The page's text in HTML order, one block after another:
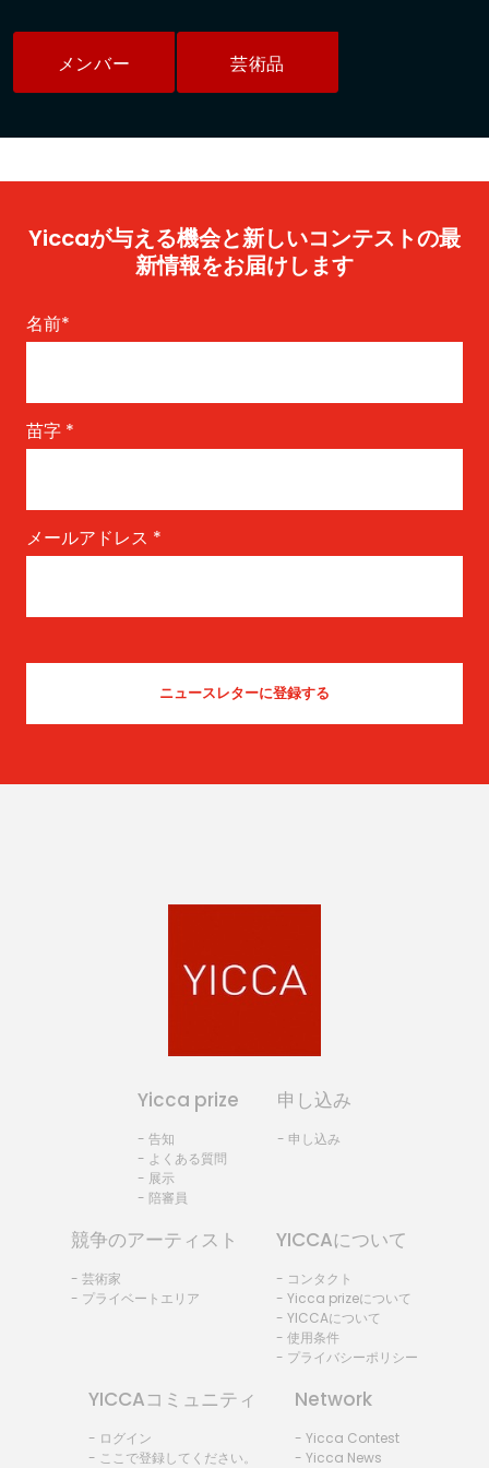
メンバー 芸術品
Yiccaが与える機会と新しいコンテストの最
新情報をお届けします
名前*
苗字 *
メールアドレス *
Yicca prize
- 告知
- よくある質問
- 展示
- 陪審員
申し込み
- 申し込み
競争のアーティスト
- 芸術家
- プライベートエリア
YICCAについて
- コンタクト
- Yicca prizeについて
- YICCAについて
- 使用条件
- プライバシーポリシー
YICCAコミュニティ
- ログイン
- ここで登録してください。
Network
- Yicca Contest
- Yicca News